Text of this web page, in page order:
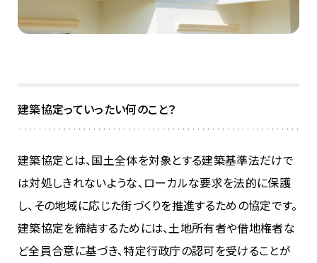
建築協定っていったい何のこと？
建築協定とは、国土全体を対象とする建築基準法だけで
は対処しきれないような、ローカルな要求を法的に保護
し、その地域に応じた街づくりを推進するための協定です。
建築協定を締結するためには、土地所有者や借地権者な
ど全員合意に基づき、特定行政庁の認可を受けることが